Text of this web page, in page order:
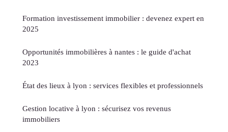
Formation investissement immobilier : devenez expert en
2025
Opportunités immobilières à nantes : le guide d'achat
2023
État des lieux à lyon : services flexibles et professionnels
Gestion locative à lyon : sécurisez vos revenus
immobiliers